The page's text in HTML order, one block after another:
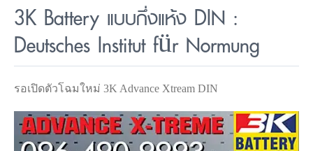
3K Battery แบบกึ่งแห้ง DIN :
Deutsches Institut für Normung
รอเปิดตัวโฉมใหม่ 3K Advance Xtream DIN